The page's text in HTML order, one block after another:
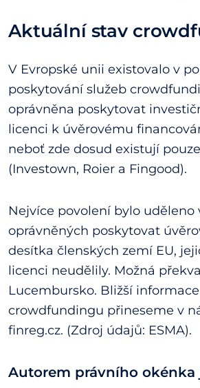
Aktuální stav
V Evropské unii existovalo v
poskytování služeb
oprávněna poskytovat
licenci k úvěrovému
neboť zde dosud existují
(Investown, Roier a Fingood).
Nejvíce povolení bylo uděleno
oprávněných poskytovat
desítka členských zemí EU,
licenci neudělily. Možná
Lucembursko. Bližší
crowdfundingu přineseme v
finreg.cz. (Zdroj údajů: ESMA).
Autorem právního okénka